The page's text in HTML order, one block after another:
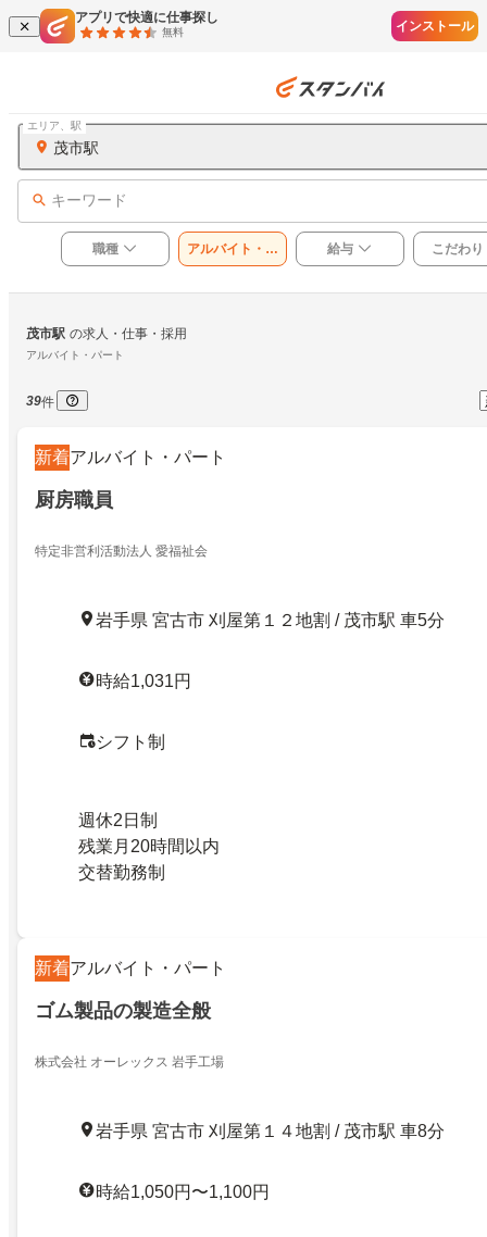
アプリで快適に仕事探し
無料 インストール
茂市駅
エリア、駅
キーワード
職種
アルバイト・パ
ート
給与 こだわり
茂市駅 の求人・仕事・採用
アルバイト・パート
39件
新着アルバイト・パート
厨房職員
特定非営利活動法人 愛福祉会
岩手県 宮古市 刈屋第１２地割 / 茂市駅 車5分
時給1,031円
シフト制
週休2日制
残業月20時間以内
交替勤務制
新着アルバイト・パート
ゴム製品の製造全般
株式会社 オーレックス 岩手工場
岩手県 宮古市 刈屋第１４地割 / 茂市駅 車8分
時給1,050円〜1,100円